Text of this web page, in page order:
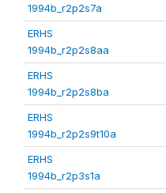
1994b_r2p2s7a
ERHS
1994b_r2p2s8aa
ERHS
1994b_r2p2s8ba
ERHS
1994b_r2p2s9t10a
ERHS
1994b_r2p3s1a